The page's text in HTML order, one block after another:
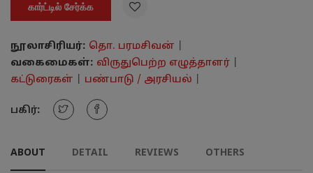
கார்ட்டில் சேர்க்க 
நூலாசிரியர்: தொ. பரமசிவன்
வகைமைகள்: விருதுபெற்ற எழுத்தாளர்
கட்டுரைகள்
பண்பாடு / அரசியல்
பகிர்:
ABOUT DETAIL REVIEWS OTHERS